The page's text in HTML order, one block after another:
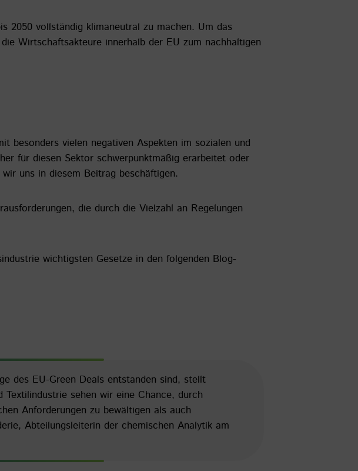
2050 vollständig klimaneutral zu machen. Um das
Wirtschaftsakteure innerhalb der EU zum nachhaltigen
besonders vielen negativen Aspekten im sozialen und
für diesen Sektor schwerpunktmäßig erarbeitet oder
uns in diesem Beitrag beschäftigen.
die durch die Vielzahl an Regelungen
wichtigsten Gesetze in den folgenden Blog-
des EU-Green Deals entstanden sind, stellt
sehen wir eine Chance, durch
Anforderungen zu bewältigen als auch
Abteilungsleiterin der chemischen Analytik am